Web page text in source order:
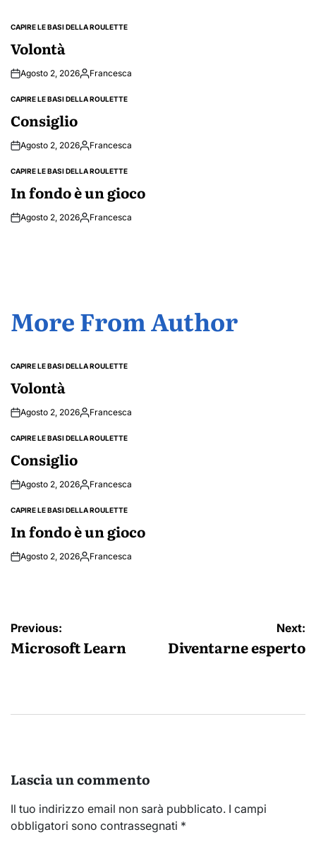
POSTED
CAPIRE LE BASI DELLA ROULETTE
Volontà
Agosto 2, 2026PostedFrancesca
POSTED
CAPIRE LE BASI DELLA ROULETTE
Consiglio
Agosto 2, 2026PostedFrancesca
POSTED
CAPIRE LE BASI DELLA ROULETTE
In fondo è un gioco
Agosto 2, 2026PostedFrancesca
More From Author
POSTED
CAPIRE LE BASI DELLA ROULETTE
Volontà
Agosto 2, 2026PostedFrancesca
POSTED
CAPIRE LE BASI DELLA ROULETTE
Consiglio
Agosto 2, 2026PostedFrancesca
POSTED
CAPIRE LE BASI DELLA ROULETTE
In fondo è un gioco
Agosto 2, 2026PostedFrancesca
Navigazione
articoli
Previous:
Microsoft Learn
Next:
Diventarne esperto
Lascia un commento
Il tuo indirizzo email non sarà pubblicato. I campi
obbligatori sono contrassegnati *